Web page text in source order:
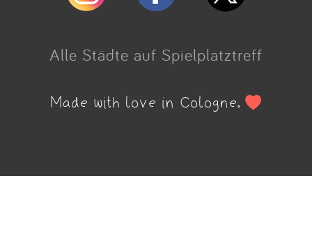
Alle Städte auf Spielplatztreff
Made with love in Cologne.